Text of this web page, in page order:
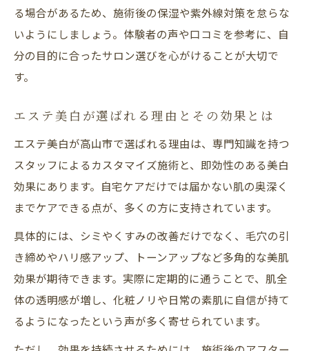
る場合があるため、施術後の保湿や紫外線対策を怠らな
いようにしましょう。体験者の声や口コミを参考に、自
分の目的に合ったサロン選びを心がけることが大切で
す。
エステ美白が選ばれる理由とその効果とは
エステ美白が高山市で選ばれる理由は、専門知識を持つ
スタッフによるカスタマイズ施術と、即効性のある美白
効果にあります。自宅ケアだけでは届かない肌の奥深く
までケアできる点が、多くの方に支持されています。
具体的には、シミやくすみの改善だけでなく、毛穴の引
き締めやハリ感アップ、トーンアップなど多角的な美肌
効果が期待できます。実際に定期的に通うことで、肌全
体の透明感が増し、化粧ノリや日常の素肌に自信が持て
るようになったという声が多く寄せられています。